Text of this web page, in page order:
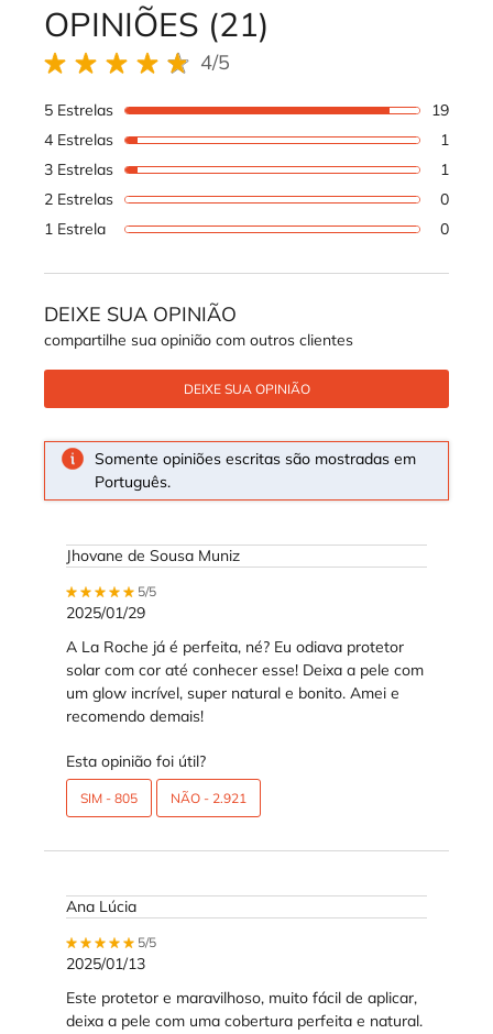
Ingredients
What's in the pack
PDP Brand Video
Product steps default
Perfect Match Section Name
PDP Routine Section
REVIEWS DOS PRODUTOS
OPINIÕES (21)
4 out of 5 stars. 4/5
5 Estrelas 19
4 Estrelas
1
3 Estrelas
1
2 Estrelas
0
1 Estrela
0
DEIXE SUA OPINIÃO
compartilhe sua opinião com outros clientes
DEIXE SUA OPINIÃO
Somente opiniões escritas são mostradas em
Português.
Jhovane de Sousa Muniz
5 out of 5 stars.
5/5
2025/01/29
A La Roche já é perfeita, né? Eu odiava protetor
solar com cor até conhecer esse! Deixa a pele com
um glow incrível, super natural e bonito. Amei e
recomendo demais!
Esta opinião foi útil?
SIM - 805 NÃO - 2.921
Ana Lúcia
5 out of 5 stars.
5/5
2025/01/13
Este protetor e maravilhoso, muito fácil de aplicar,
deixa a pele com uma cobertura perfeita e natural.